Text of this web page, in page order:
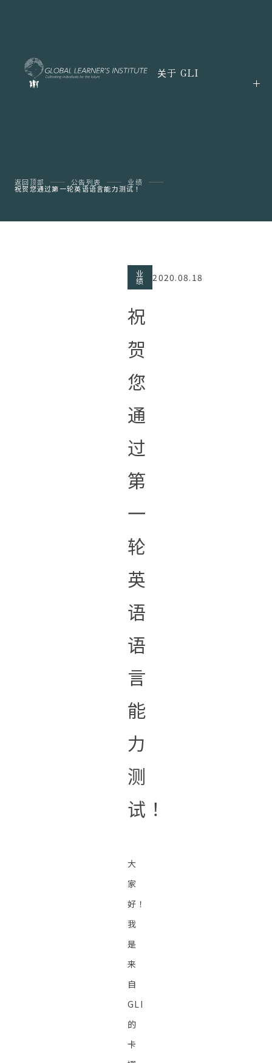
关于 GLI
返回顶部 公告列表 业绩
祝贺您通过第一轮英语语言能力测试！
业
绩 2020.08.18
祝
贺
您
通
过
第
一
轮
英
语
语
言
能
力
测
试！
大
家
好！
我
是
来
自
GLI
的
卡